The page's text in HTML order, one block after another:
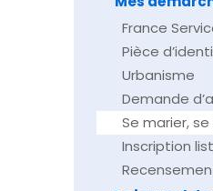
France
Pièce
Urbanisme
Demande
Se marier,
Inscription